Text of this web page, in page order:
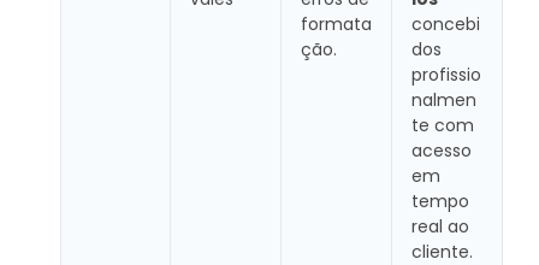
formata
ção.
concebi
dos
profissio
nalmen
te com
acesso
em
tempo
real ao
cliente.